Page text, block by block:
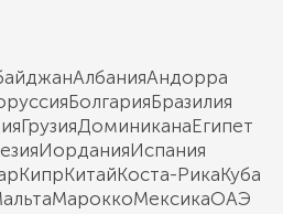
АлбанияАндорра
БолгарияБразилия
ГрузияДоминиканаЕгипет
ИорданияИспания
КипрКитайКоста-РикаКуба
МароккоМексикаОАЭ